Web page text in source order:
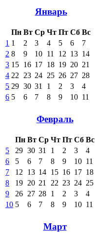
Январь
Пн Вт Ср Чт Пт Сб Вс
1 1 2 3 4 5 6
7
2 8 9 10 11 12 13 14
3 15 16 17 18 19 20 21
4 22 23 24 25 26 27 28
5 29 30 31 1 2 3
4
6 5 6 7 8 9 10 11
Февраль
Пн Вт Ср Чт Пт Сб Вс
5
29 30 31 1 2 3
4
6
5 6 7 8 9 10 11
7
12 13 14 15 16 17 18
8
19 20 21 22 23 24 25
9
26 27 28 1 2 3
4
10 5 6 7 8 9 10 11
Март